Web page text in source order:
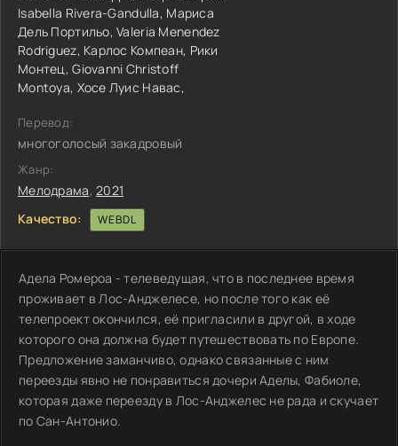
Isabella Rivera-Gandulla, Мариса
Дель Портильо,Valeria Menendez
Rodriguez, Карлос Компеан, Рики
Монтец,Giovanni Christoff
Montoya, Хосе Луис Навас,
Перевод:
многоголосый закадровый
Жанр:
Мелодрама,2021
Качество:
WEBDL
Адела Ромероа - телеведущая, что в последнее время
проживает в Лос-Анджелесе, но после того как её
телепроект окончился, её пригласили в другой, в ходе
которого она должна будет путешествовать по Европе.
Предложение заманчиво, однако связанные с ним
переезды явно не понравиться дочери Аделы, Фабиоле,
которая даже переезду в Лос-Анджелес не рада и скучает
по Сан-Антонио.